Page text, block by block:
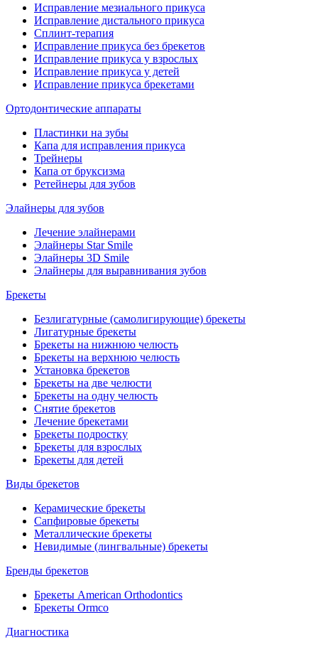
Исправление мезиального прикуса
Исправление дистального прикуса
Сплинт-терапия
Исправление прикуса без брекетов
Исправление прикуса у взрослых
Исправление прикуса у детей
Исправление прикуса брекетами
Ортодонтические аппараты
Пластинки на зубы
Капа для исправления прикуса
Трейнеры
Капа от бруксизма
Ретейнеры для зубов
Элайнеры для зубов
Лечение элайнерами
Элайнеры Star Smile
Элайнеры 3D Smile
Элайнеры для выравнивания зубов
Брекеты
Безлигатурные (самолигирующие) брекеты
Лигатурные брекеты
Брекеты на нижнюю челюсть
Брекеты на верхнюю челюсть
Установка брекетов
Брекеты на две челюсти
Брекеты на одну челюсть
Снятие брекетов
Лечение брекетами
Брекеты подростку
Брекеты для взрослых
Брекеты для детей
Виды брекетов
Керамические брекеты
Сапфировые брекеты
Металлические брекеты
Невидимые (лингвальные) брекеты
Бренды брекетов
Брекеты American Orthodontics
Брекеты Ormco
Диагностика